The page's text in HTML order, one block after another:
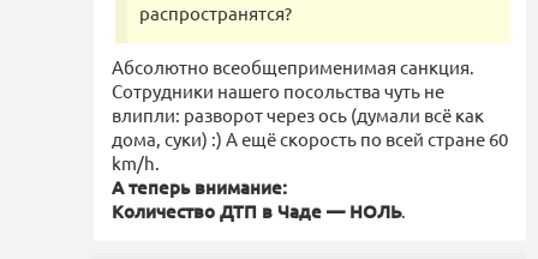
распространятся?
Абсолютно всеобщеприменимая санкция.
Сотрудники нашего посольства чуть не
влипли: разворот через ось (думали всё как
дома, суки) :) А ещё скорость по всей стране 60
km/h.
А теперь внимание:
Количество ДТП в Чаде — НОЛЬ.